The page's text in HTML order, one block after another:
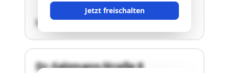
Jetzt freischalten
SCHÄTZWERT
Dr.-Salzmann-Straße 8